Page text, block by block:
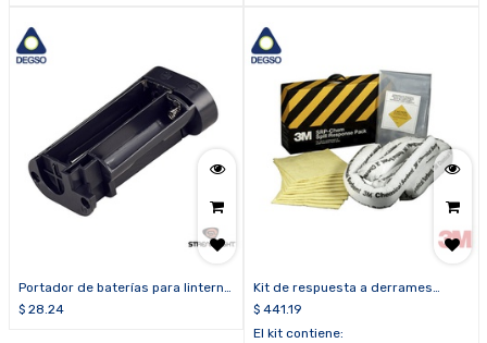
Portador de baterías para linterna
Survivor® X o Survivor Pivot®
$ 28.24
Kit de respuesta a derrames
químicos 3M™ SRP-CHEM
$ 441.19
El kit contiene: